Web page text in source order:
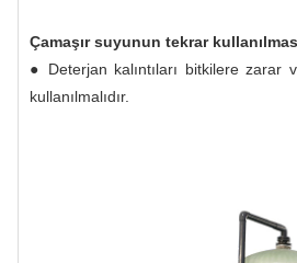
Çamaşır suyunun tekrar
● Deterjan kalıntıları bitkilere zarar
kullanılmalıdır.